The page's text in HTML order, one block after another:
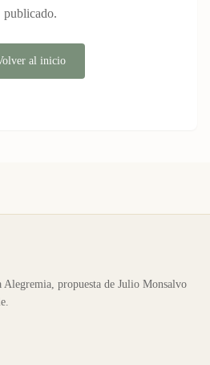
publicado.
al inicio
propuesta de Julio Monsalvo